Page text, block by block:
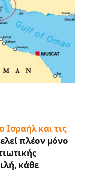
Ισραήλ και τις
πλέον μόνο
κάθε